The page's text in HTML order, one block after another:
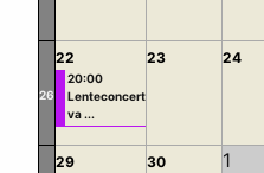
26
22
20:00
Lenteconcert
va ...
23 24
29 30 1